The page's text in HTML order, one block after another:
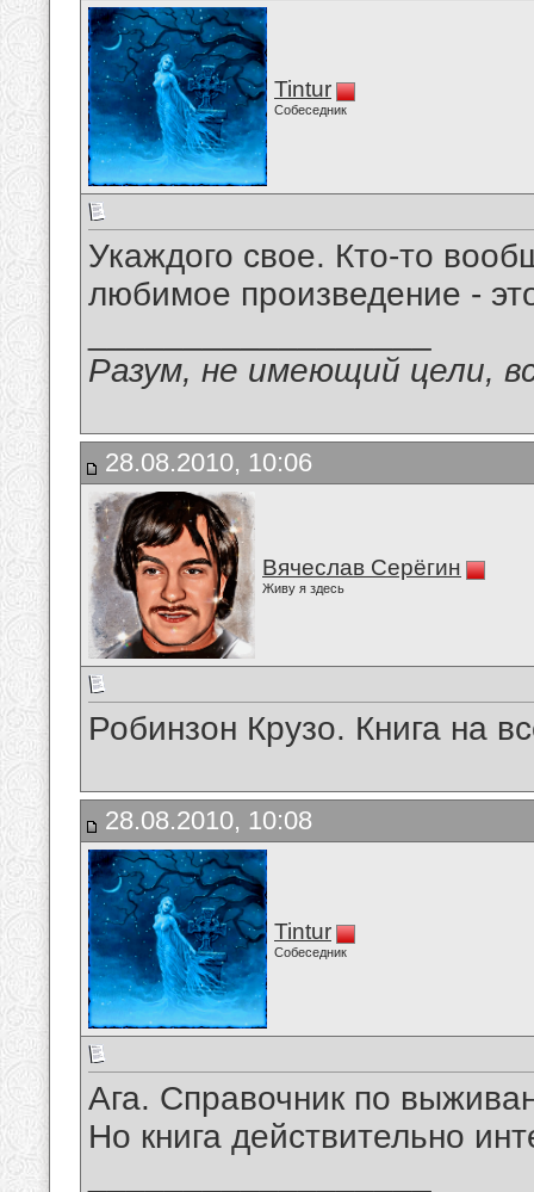
Tintur
Собеседник
Укаждого свое. Кто-то
любимое произведение -
Разум, не имеющий цели,
28.08.2010, 10:06
Вячеслав Серёгин
Живу я здесь
Робинзон Крузо. Книга на
28.08.2010, 10:08
Tintur
Собеседник
Ага. Справочник по
Но книга действительно